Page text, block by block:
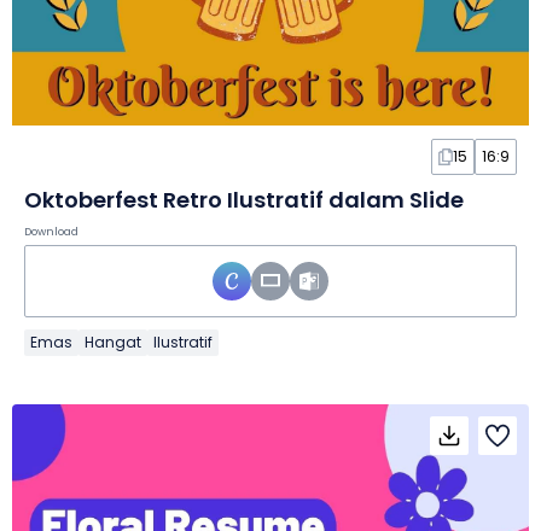
15 16:9
Oktoberfest Retro Ilustratif dalam Slide
Download
Emas Hangat Ilustratif